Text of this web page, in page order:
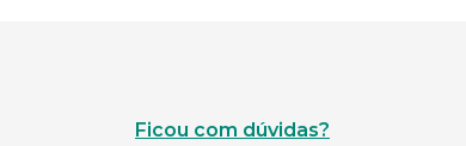
Ficou com dúvidas?